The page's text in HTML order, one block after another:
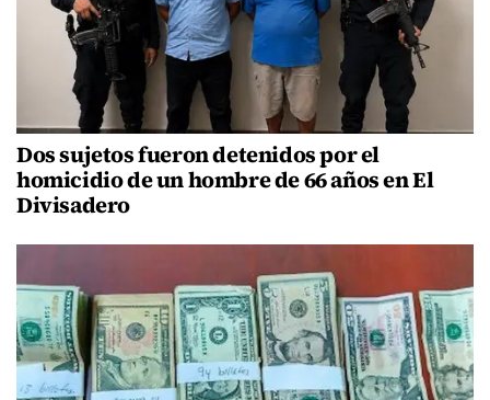
Dos sujetos fueron detenidos por el
homicidio de un hombre de 66 años en El
Divisadero